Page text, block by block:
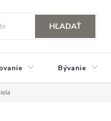
HĽADAŤ
Bývanie